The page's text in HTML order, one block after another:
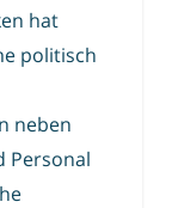
hat
politisch
neben
Personal